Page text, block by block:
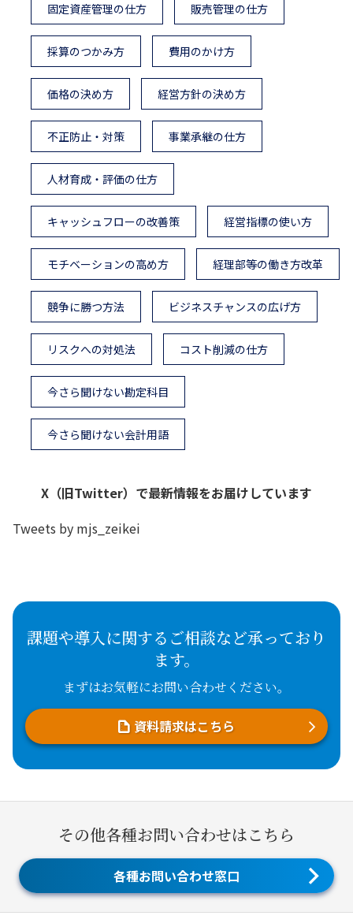
固定資産管理の仕方 販売管理の仕方
採算のつかみ方 費用のかけ方
価格の決め方 経営方針の決め方
不正防止・対策 事業承継の仕方
人材育成・評価の仕方
キャッシュフローの改善策 経営指標の使い方
モチベーションの高め方 経理部等の働き方改革
競争に勝つ方法 ビジネスチャンスの広げ方
リスクへの対処法 コスト削減の仕方
今さら聞けない勘定科目
今さら聞けない会計用語
X（旧Twitter）で最新情報をお届けしています
Tweets by mjs_zeikei
課題や導入に関するご相談など承っており
ます。
まずはお気軽にお問い合わせください。
資料請求はこちら
その他各種お問い合わせはこちら
各種お問い合わせ窓口